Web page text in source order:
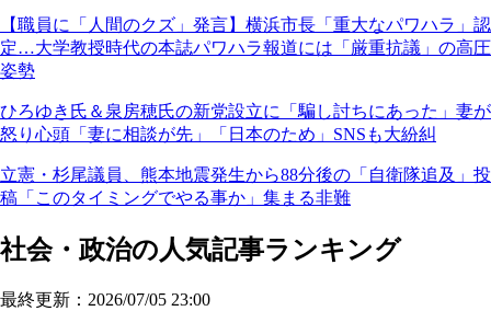
【職員に「人間のクズ」発言】横浜市長「重大なパワハラ」認
定…大学教授時代の本誌パワハラ報道には「厳重抗議」の高圧
姿勢
ひろゆき氏＆泉房穂氏の新党設立に「騙し討ちにあった」妻が
怒り心頭「妻に相談が先」「日本のため」SNSも大紛糾
立憲・杉尾議員、熊本地震発生から88分後の「自衛隊追及」投
稿「このタイミングでやる事か」集まる非難
社会・政治の人気記事ランキング
最終更新：2026/07/05 23:00